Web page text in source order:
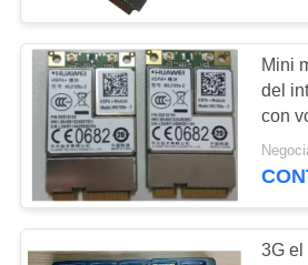
FÁBRICA
CONTROL
CALIDAD
CONTACTO
Módulo GPS
Mini
del
con
3G el